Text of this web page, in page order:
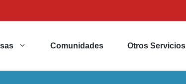
Comunidades Otros Servicios